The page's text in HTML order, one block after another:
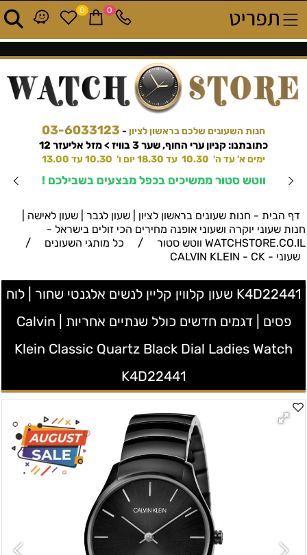
חנות השעונים שלכם בראשון לציון -
03-6033123
כתובתנו: קניון ערי החוף, שער 3 בוויז > מזל אליעזר 12
ימים א' עד ה' 10.30 עד 18.30 יום ו' 10.30 עד 13.00
ווטש סטור ממשיכים בכפל מבצעים בשבילכם !
0 0
דף הבית - חנות שעונים בראשון לציון | שעון לגבר | שעון לאישה |
חנות שעוני יוקרה ושעוני אופנה מחירים הכי זולים בישראל -
WATCHSTORE.CO.IL ווטש סטור
/ כל מותגי השעונים /
שעוני - CALVIN KLEIN - CK
K4D22441 שעון קלווין קליין לנשים אלגנטי שחור | לוח
פסים | דגמים חדשים כולל שנתיים אחריות | Calvin
Klein Classic Quartz Black Dial Ladies Watch
K4D22441